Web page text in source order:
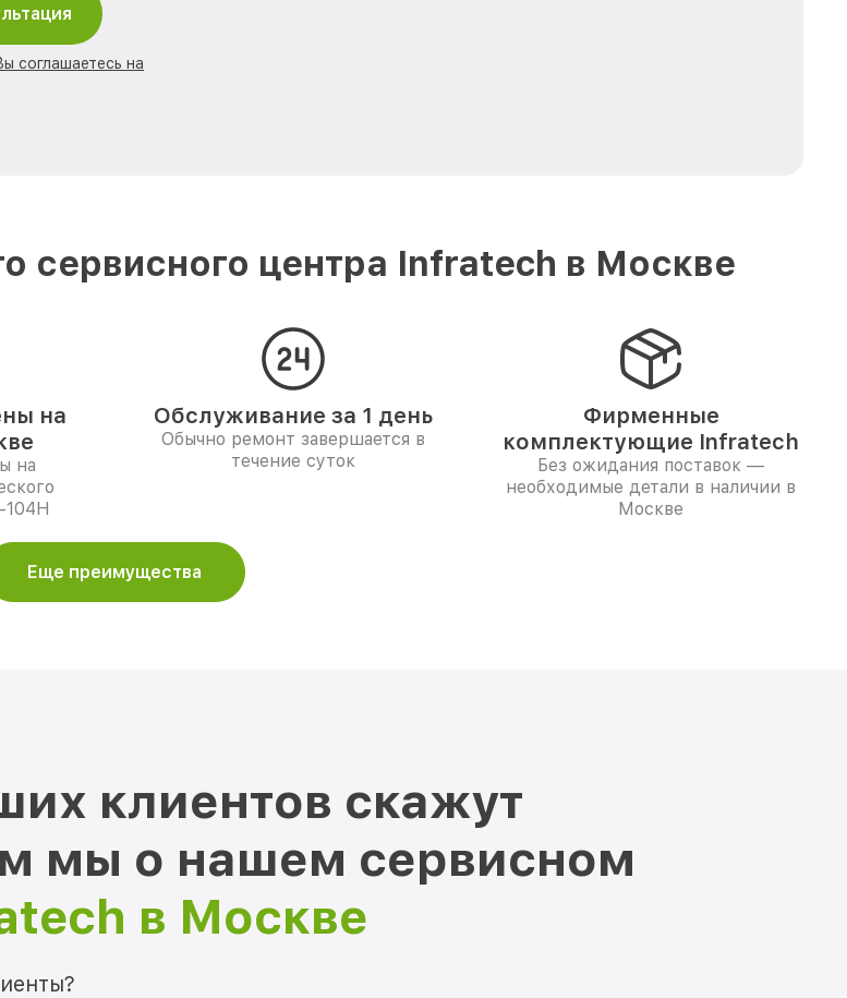
соглашаетесь на
сервисного центра Infratech в Москве
на
на
Обслуживание за 1 день
Обычно ремонт завершается в
течение суток
Фирменные
комплектующие Infratech
Без ожидания поставок —
необходимые детали в наличии в
Москве
Еще преимущества
клиентов скажут
мы о нашем сервисном
в Москве